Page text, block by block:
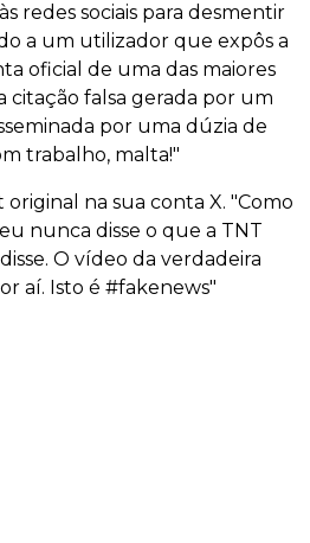
redes sociais para desmentir
a um utilizador que expôs a
oficial de uma das maiores
citação falsa gerada por um
por uma dúzia de
trabalho, malta!"
na sua conta X. "Como
nunca disse o que a TNT
O vídeo da verdadeira
aí. Isto é #fakenews"